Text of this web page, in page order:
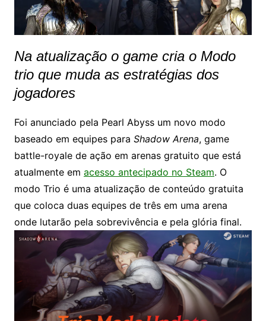
Na atualização o game cria o Modo
trio que muda as estratégias dos
jogadores
Foi anunciado pela Pearl Abyss um novo modo
baseado em equipes para Shadow Arena, game
battle-royale de ação em arenas gratuito que está
atualmente em acesso antecipado no Steam. O
modo Trio é uma atualização de conteúdo gratuita
que coloca duas equipes de três em uma arena
onde lutarão pela sobrevivência e pela glória final.